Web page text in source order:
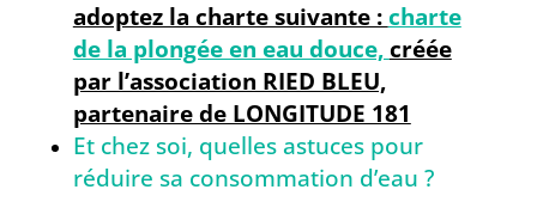
adoptez la charte suivante : charte
de la plongée en eau douce, créée
par l’association RIED BLEU,
partenaire de LONGITUDE 181
Et chez soi, quelles astuces pour
réduire sa consommation d’eau ?